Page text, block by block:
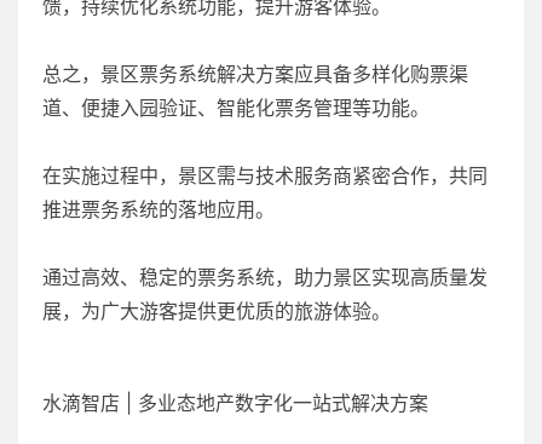
馈，持续优化系统功能，提升游客体验。
总之，景区票务系统解决方案应具备多样化购票渠
道、便捷入园验证、智能化票务管理等功能。
在实施过程中，景区需与技术服务商紧密合作，共同
推进票务系统的落地应用。
通过高效、稳定的票务系统，助力景区实现高质量发
展，为广大游客提供更优质的旅游体验。
水滴智店 | 多业态地产数字化一站式解决方案